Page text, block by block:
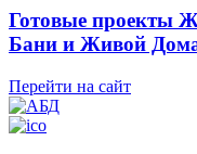
Готовые проекты
Бани и Живой
Перейти на сайт